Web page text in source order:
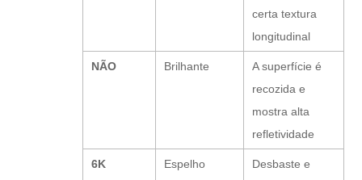
certa textura
longitudinal
NÃO Brilhante
A superfície é
recozida e
mostra alta
refletividade
6K Espelho Desbaste e